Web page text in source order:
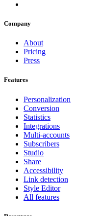
Company
About
Pricing
Press
Features
Personalization
Conversion
Statistics
Integrations
Multi-accounts
Subscribers
Studio
Share
Accessibility
Link detection
Style Editor
All features